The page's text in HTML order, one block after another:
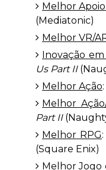
Melhor
(Mediatonic)
Melhor VR/
Inovação
Us Part II
Melhor Ação:
Melhor
Part II
Melhor RPG:
(Square Enix)
Melhor Jogo